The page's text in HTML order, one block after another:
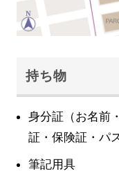
持ち物
身分証（お名前
証・保険証・パ
筆記用具